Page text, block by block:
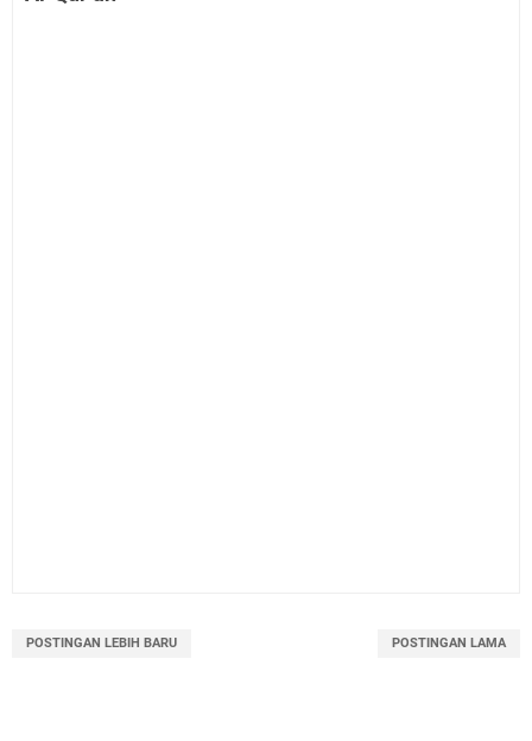
POSTINGAN LEBIH BARU POSTINGAN LAMA